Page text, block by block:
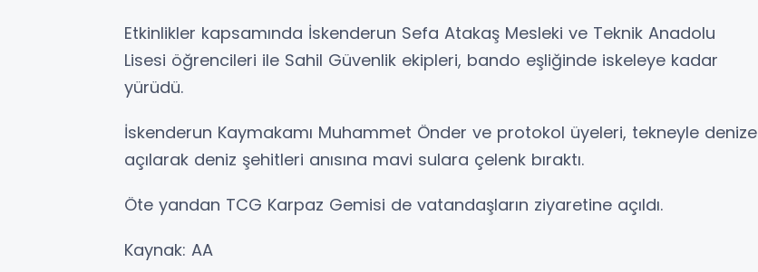
Etkinlikler kapsamında İskenderun Sefa Atakaş Mesleki ve Teknik Anadolu
Lisesi öğrencileri ile Sahil Güvenlik ekipleri, bando eşliğinde iskeleye kadar
yürüdü.
İskenderun Kaymakamı Muhammet Önder ve protokol üyeleri, tekneyle denize
açılarak deniz şehitleri anısına mavi sulara çelenk bıraktı.
Öte yandan TCG Karpaz Gemisi de vatandaşların ziyaretine açıldı.
Kaynak: AA